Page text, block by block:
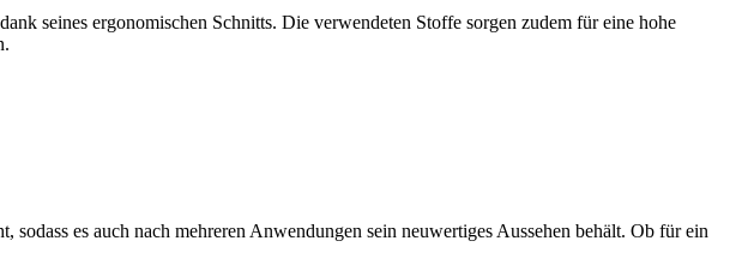
seines ergonomischen Schnitts. Die verwendeten Stoffe sorgen zudem für eine hohe
es auch nach mehreren Anwendungen sein neuwertiges Aussehen behält. Ob für ein